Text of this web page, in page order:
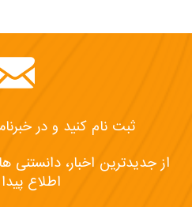
ثبت نام کنید و در
از جدیدترین اخبار، دانستنی
اطلاع